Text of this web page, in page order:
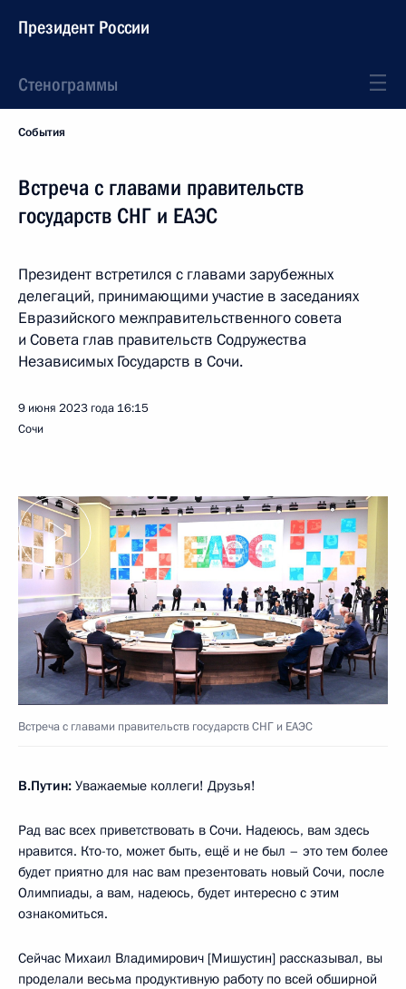
Президент России
Стенограммы
События
Встреча с главами правительств
государств СНГ и ЕАЭС
Президент встретился с главами зарубежных
делегаций, принимающими участие в заседаниях
Евразийского межправительственного совета
и Совета глав правительств Содружества
Независимых Государств в Сочи.
9 июня 2023 года 16:15
Сочи
Встреча с главами правительств государств СНГ и ЕАЭС
В.Путин: Уважаемые коллеги! Друзья!
Рад вас всех приветствовать в Сочи. Надеюсь, вам здесь
нравится. Кто-то, может быть, ещё и не был – это тем более
будет приятно для нас вам презентовать новый Сочи, после
Олимпиады, а вам, надеюсь, будет интересно с этим
ознакомиться.
Сейчас Михаил Владимирович [Мишустин] рассказывал, вы
проделали весьма продуктивную работу по всей обширной